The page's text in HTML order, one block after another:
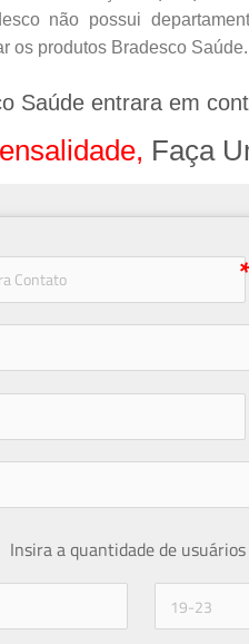
não possui
os produtos Bradesco Saúde.
Saúde entrara em
Faça
Insira a quantidade de